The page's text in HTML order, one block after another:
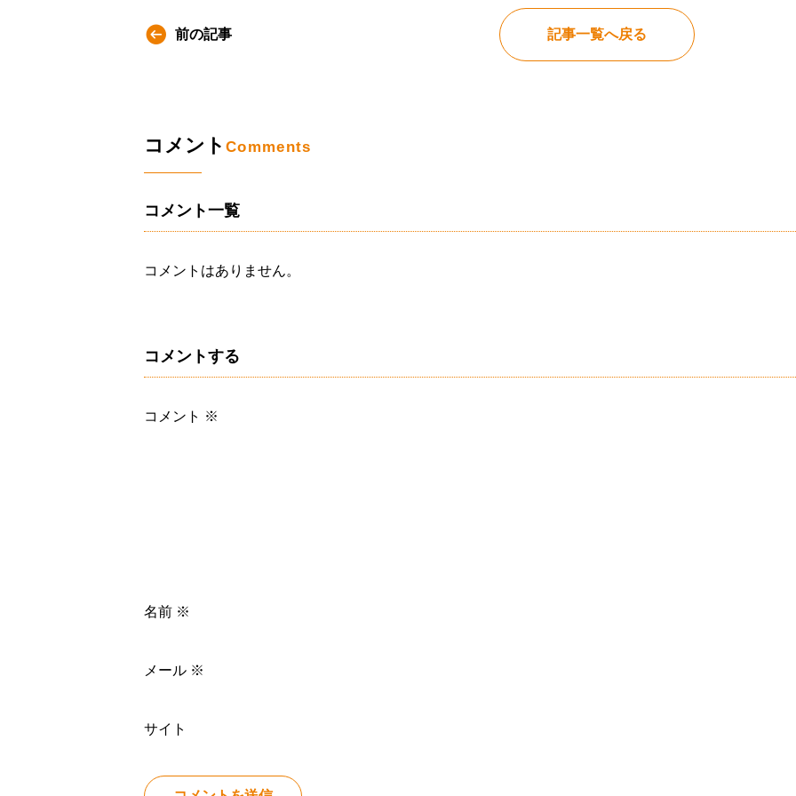
前の記事 記事一覧へ戻る
コメント Comments
コメント一覧
コメントはありません。
コメントする
コメント ※
名前 ※
メール ※
サイト